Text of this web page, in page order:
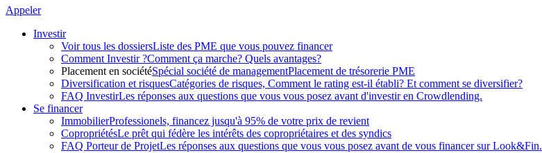
Appeler
Investir
Voir tous les dossiersListe des PME que vous pouvez financer
Comment Investir ?Comment ça marche? Quels avantages?
Placement en sociétéSpécial société de managementPlacement de trésorerie PME
Diversification et risquesCatégories de risques, Comment le rating est-il établi? Et comment se diversifier?
FAQ InvestirLes réponses aux questions que vous vous posez avant d'investir en Crowdlending.
Se financer
ImmobilierProfessionels, financez jusqu'à 95% de votre prix de revient
CopropriétésLe prêt qui fédère les intérêts des copropriétaires et des syndics
FAQ Porteur de ProjetLes réponses aux questions que vous vous posez avant de vous financer sur Look&Fin.